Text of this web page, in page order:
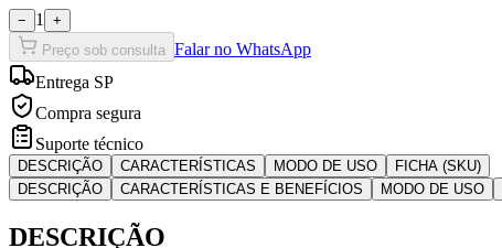
− 1
+
Preço sob consulta Falar no WhatsApp
Entrega SP
Compra segura
Suporte técnico
DESCRIÇÃO CARACTERÍSTICAS MODO DE USO
FICHA (SKU)
DESCRIÇÃO
CARACTERÍSTICAS E BENEFÍCIOS MODO DE USO
DESCRIÇÃO